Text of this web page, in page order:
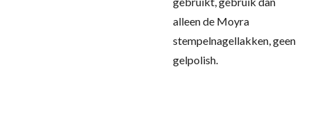
alleen de Moyra
stempelnagellakken, geen
gelpolish.